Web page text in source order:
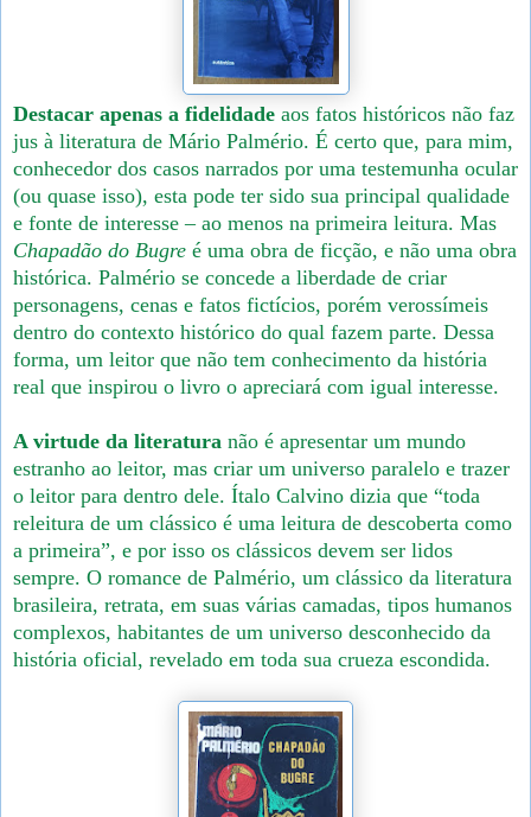
Destacar apenas a fidelidade aos fatos históricos não faz
jus à literatura de Mário Palmério. É certo que, para mim,
conhecedor dos casos narrados por uma testemunha ocular
(ou quase isso), esta pode ter sido sua principal qualidade
e fonte de interesse – ao menos na primeira leitura. Mas
Chapadão do Bugre é uma obra de ficção, e não uma obra
histórica. Palmério se concede a liberdade de criar
personagens, cenas e fatos fictícios, porém verossímeis
dentro do contexto histórico do qual fazem parte. Dessa
forma, um leitor que não tem conhecimento da história
real que inspirou o livro o apreciará com igual interesse.
A virtude da literatura não é apresentar um mundo
estranho ao leitor, mas criar um universo paralelo e trazer
o leitor para dentro dele. Ítalo Calvino dizia que “toda
releitura de um clássico é uma leitura de descoberta como
a primeira”, e por isso os clássicos devem ser lidos
sempre. O romance de Palmério, um clássico da literatura
brasileira, retrata, em suas várias camadas, tipos humanos
complexos, habitantes de um universo desconhecido da
história oficial, revelado em toda sua crueza escondida.